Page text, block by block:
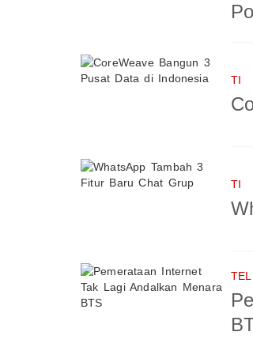
TI
TI